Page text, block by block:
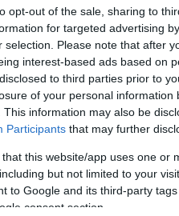
opt-out of the sale, sharing to
for targeted advertising
selection. Please note that after
interest-based ads based on
to third parties prior to
of your personal information
This information may also be
Participants that may further
that this website/app uses one or
but not limited to your
to Google and its third-party
consent section.
ειδοποιήσεων και
να παραμείνουν